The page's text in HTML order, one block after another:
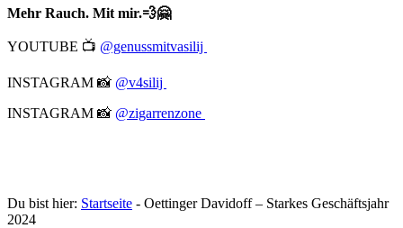
Mehr Rauch. Mit mir.💨🤗
YOUTUBE 📺 @genussmitvasilij
INSTAGRAM 📸 @v4silij
INSTAGRAM 📸 @zigarrenzone
Du bist hier: Startseite - Oettinger Davidoff – Starkes Geschäftsjahr
2024